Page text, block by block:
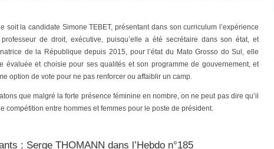
soit la candidate Simone TEBET, présentant dans son curriculum l’expérience
professeur de droit, exécutive, puisqu’elle a été secrétaire dans son état, et
de la République depuis 2015, pour l’état du Mato Grosso do Sul, elle
évaluée et choisie pour ses qualités et son programme de gouvernement, et
option de vote pour ne pas renforcer ou affaiblir un camp.
que malgré la forte présence féminine en nombre, on ne peut pas dire qu’il
compétition entre hommes et femmes pour le poste de président.
: Serge THOMANN dans l’Hebdo n°185